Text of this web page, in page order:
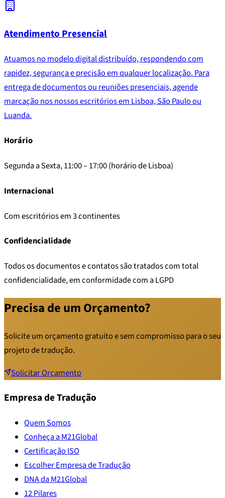
Atendimento Presencial
Atuamos no modelo digital distribuído, respondendo com
rapidez, segurança e precisão em qualquer localização. Para
entrega de documentos ou reuniões presenciais,agende
marcaçãonos nossos escritórios em Lisboa, São Paulo ou
Luanda.
Horário
Segunda a Sexta, 11:00 – 17:00 (horário de Lisboa)
Internacional
Com escritórios em 3 continentes
Confidencialidade
Todos os documentos e contatos são tratados com total
confidencialidade, em conformidade com a LGPD
Precisa de um Orçamento?
Solicite um orçamento gratuito e sem compromisso para o seu
projeto de tradução.
Solicitar Orçamento
Empresa de Tradução
Quem Somos
Conheça a M21Global
Certificação ISO
Escolher Empresa de Tradução
DNA da M21Global
12 Pilares